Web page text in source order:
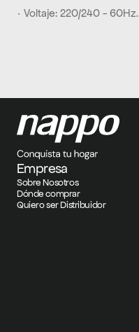
· Voltaje: 220/240 - 60Hz.
Empresa
Sobre Nosotros
Dónde comprar
Quiero ser Distribuidor